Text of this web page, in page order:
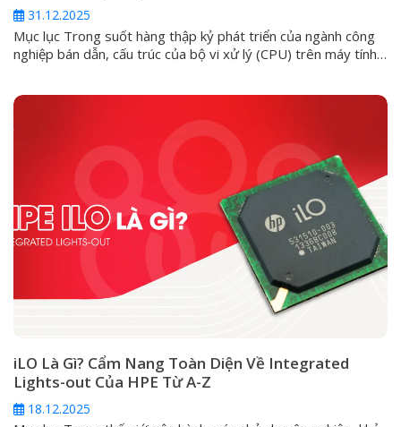
31.12.2025
Mục lục Trong suốt hàng thập kỷ phát triển của ngành công
nghiệp bán dẫn, cấu trúc của bộ vi xử lý (CPU) trên máy tính
được đúc từ một khuôn mẫu, có...
iLO Là Gì? Cẩm Nang Toàn Diện Về Integrated
Lights-out Của HPE Từ A-Z
18.12.2025